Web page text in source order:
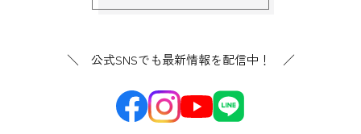
＼ 公式SNSでも最新情報を配信中！ ／